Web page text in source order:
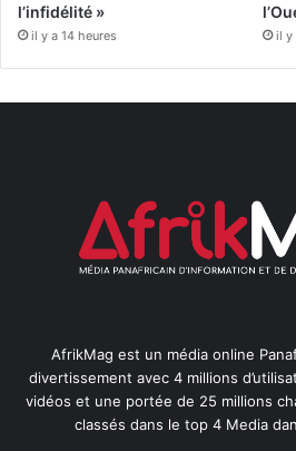
l’infidélité »
il y a 14 heures il y
AfrikMag est un média online
divertissement avec 4 millions
vidéos et une portée de 25 millions
classés dans le top 4 Media